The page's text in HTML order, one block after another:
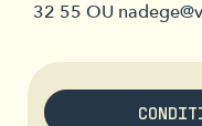
32 55 OU